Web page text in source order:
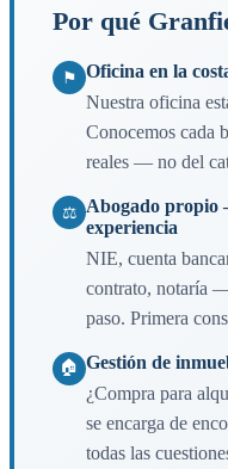
Por qué
⚑ Oficina en la
Nuestra oficina
Conocemos cada
reales — no del
⚖ Abogado propio
experiencia
NIE, cuenta
contrato, notaría
paso. Primera
🏠 Gestión de
¿Compra para
se encarga de
todas las